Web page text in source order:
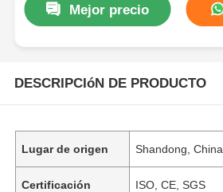
Mejor precio
DESCRIPCIóN DE PRODUCTO
Lugar de origen Shandong, China
Certificación ISO, CE, SGS